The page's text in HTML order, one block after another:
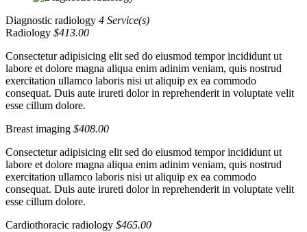
Diagnostic radiology 4 Service(s)
Radiology $413.00
Consectetur adipisicing elit sed do eiusmod tempor incididunt ut
labore et dolore magna aliqua enim adinim veniam, quis nostrud
exercitation ullamco laboris nisi ut aliquip ex ea commodo
consequat. Duis aute irureti dolor in reprehenderit in voluptate velit
esse cillum dolore.
Breast imaging $408.00
Consectetur adipisicing elit sed do eiusmod tempor incididunt ut
labore et dolore magna aliqua enim adinim veniam, quis nostrud
exercitation ullamco laboris nisi ut aliquip ex ea commodo
consequat. Duis aute irureti dolor in reprehenderit in voluptate velit
esse cillum dolore.
Cardiothoracic radiology $465.00